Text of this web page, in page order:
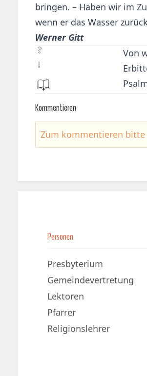
bringen. – Haben wir im
wenn er das Wasser
Werner Gitt
Von
Kommentieren
Zum kommentieren bitte
Personen
Presbyterium
Gemeindevertretung
Lektoren
Pfarrer
Religionslehrer